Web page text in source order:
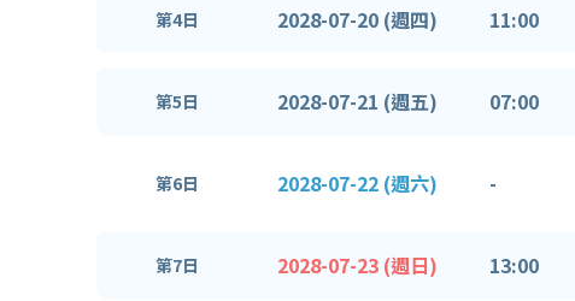
第4日 2028-07-20 (週四) 11:00
第5日 2028-07-21 (週五) 07:00
第6日 2028-07-22 (週六) -
第7日 2028-07-23 (週日) 13:00